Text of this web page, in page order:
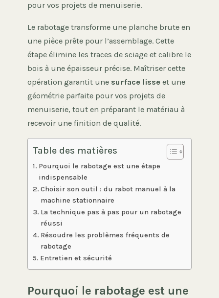
pour vos projets de menuiserie.
Le rabotage transforme une planche brute en
une pièce prête pour l’assemblage. Cette
étape élimine les traces de sciage et calibre le
bois à une épaisseur précise. Maîtriser cette
opération garantit une surface lisse et une
géométrie parfaite pour vos projets de
menuiserie, tout en préparant le matériau à
recevoir une finition de qualité.
Table des matières
Pourquoi le rabotage est une étape
indispensable
Choisir son outil : du rabot manuel à la
machine stationnaire
La technique pas à pas pour un rabotage
réussi
Résoudre les problèmes fréquents de
rabotage
Entretien et sécurité
Pourquoi le rabotage est une